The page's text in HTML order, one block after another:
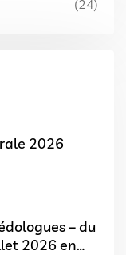
(24)
2026
– du
2026 en